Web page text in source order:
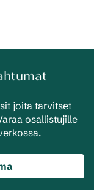
joita tarvitset
osallistujille